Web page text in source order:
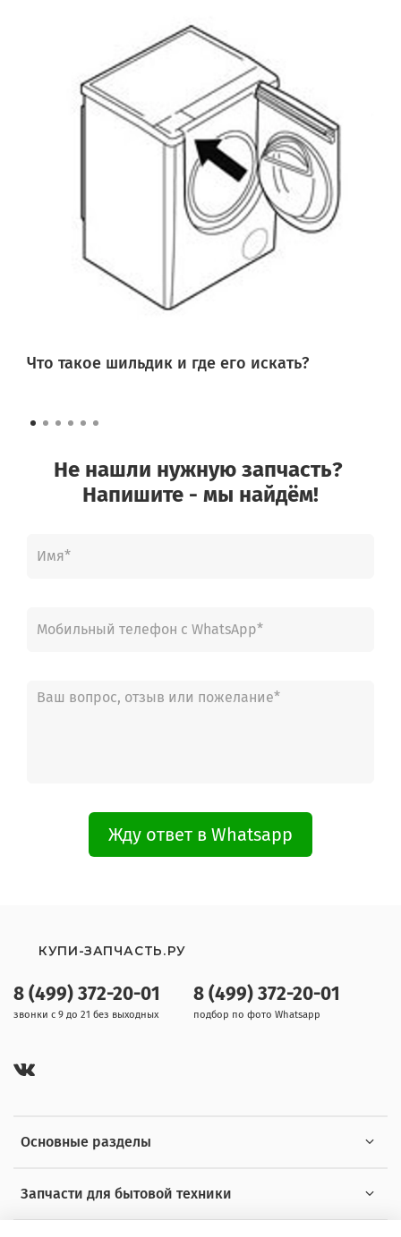
Что такое шильдик и где его искать?
Не нашли нужную запчасть?
Напишите - мы найдём!
Жду ответ в Whatsapp
Основные разделы
Запчасти для бытовой техники
8 (499) 372-20-01
звонки с 9 до 21 без выходных
8 (499) 372-20-01
подбор по фото Whatsapp
КУПИ-ЗАПЧАСТЬ.РУ